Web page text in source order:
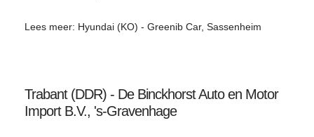
Lees meer: Hyundai (KO) - Greenib Car, Sassenheim
Trabant (DDR) - De Binckhorst Auto en Motor
Import B.V., 's-Gravenhage